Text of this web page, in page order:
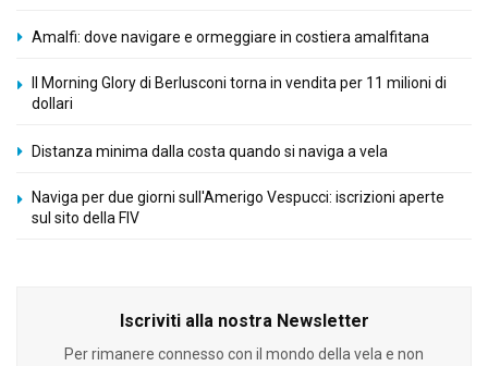
Amalfi: dove navigare e ormeggiare in costiera amalfitana
Il Morning Glory di Berlusconi torna in vendita per 11 milioni di
dollari
Distanza minima dalla costa quando si naviga a vela
Naviga per due giorni sull'Amerigo Vespucci: iscrizioni aperte
sul sito della FIV
Iscriviti alla nostra Newsletter
Per rimanere connesso con il mondo della vela e non